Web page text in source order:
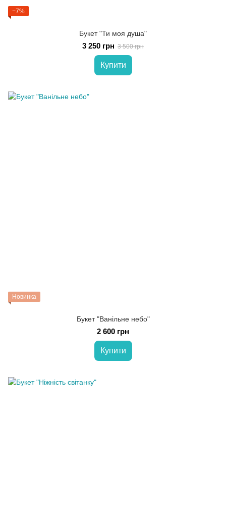
−7%
Букет "Ти моя душа"
3 250 грн 3 500 грн
Купити
Новинка
Букет "Ванільне небо"
2 600 грн
Купити